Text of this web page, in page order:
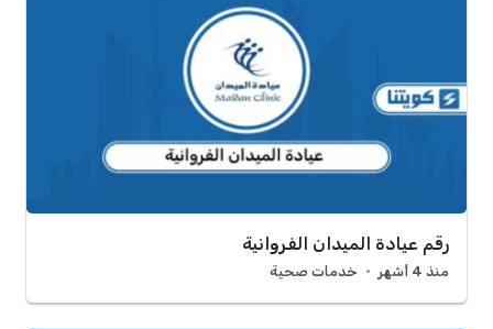
رقم عيادة الميدان الفروانية
منذ 4 أشهر خدمات صحية